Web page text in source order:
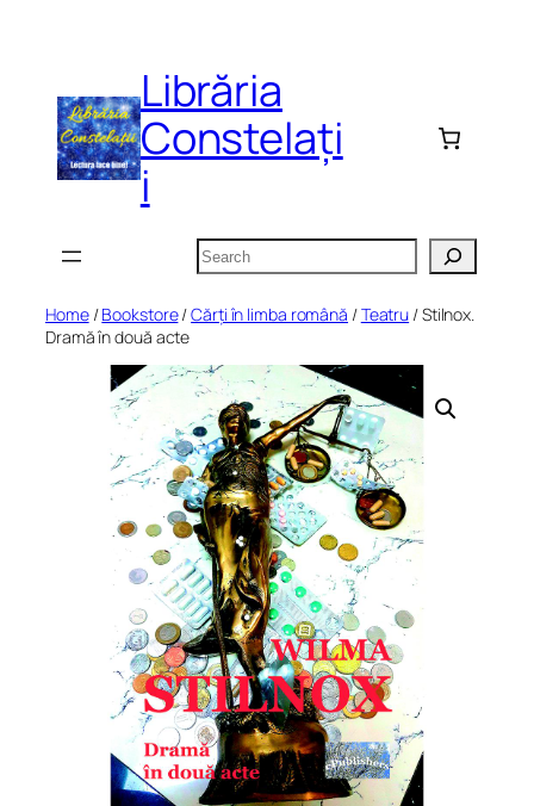
Librăria
Constelați
i
Search
Home/Bookstore/Cărți în limba română /Teatru / Stilnox.
Dramă în două acte